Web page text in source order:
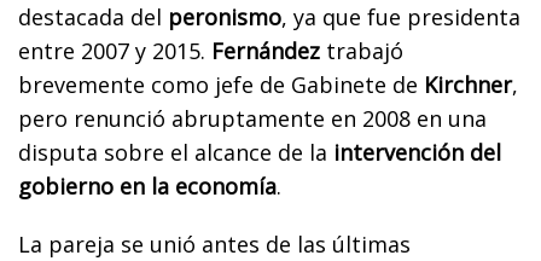
destacada del peronismo, ya que fue presidenta
entre 2007 y 2015. Fernández trabajó
brevemente como jefe de Gabinete de Kirchner,
pero renunció abruptamente en 2008 en una
disputa sobre el alcance de la intervención del
gobierno en la economía.
La pareja se unió antes de las últimas